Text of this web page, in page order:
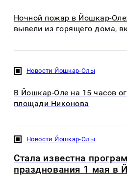
Ночной пожар в Йошкар-
вывели из горящего дома,
Новости Йошкар-Олы
В Йошкар-Оле на 15 часов
площади Никонова
Новости Йошкар-Олы
Стала известна
празднования 1 мая в